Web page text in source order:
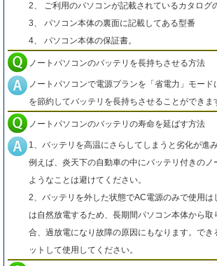
2、 ご利用のパソコンが記載されているカタログ
3、 パソコン本体の裏面に記載してある型番
4、 パソコン本体の保証書。
ノートパソコンのバッテリを長持ちさせる方法
ノートパソコンで電源プランを「省電力」モー
を節約してバッテリを長持ちさせることができま
ノートパソコンのバッテリの寿命を延ばす方法
1、バッテリを高温にさらしてしまうと劣化が進み
例えば、炎天下の自動車の中にバッテリ付きのノ
ようなことは避けてください。
2、バッテリを外した状態でAC電源のみで使用は
は自然放電するため、長期間パソコン本体から取
合、過放電になり故障の原因にもなります。でき
ットして使用してください。